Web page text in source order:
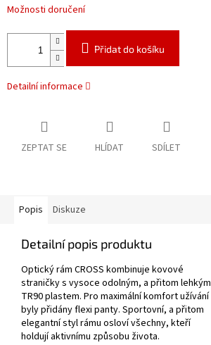
Možnosti doručení
Přidat do košíku
Detailní informace
ZEPTAT SE HLÍDAT SDÍLET
Popis Diskuze
Detailní popis produktu
Optický rám CROSS kombinuje kovové
straničky s vysoce odolným, a přitom lehkým
TR90 plastem. Pro maximální komfort užívání
byly přidány flexi panty. Sportovní, a přitom
elegantní styl rámu osloví všechny, kteří
holdují aktivnímu způsobu života.